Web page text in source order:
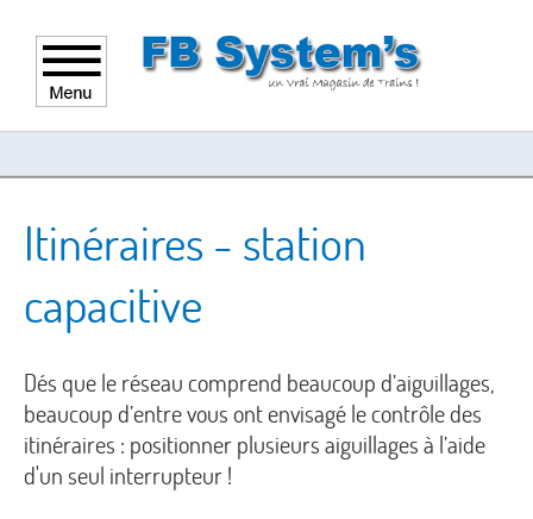
Itinéraires - station
capacitive
Dés que le réseau comprend beaucoup d’aiguillages,
beaucoup d’entre vous ont envisagé le contrôle des
itinéraires : positionner plusieurs aiguillages à l’aide
d'un seul interrupteur !